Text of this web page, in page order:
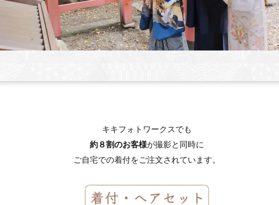
キキフォトワークスでも
約８割のお客様が撮影と同時に
ご自宅での着付をご注文されています。